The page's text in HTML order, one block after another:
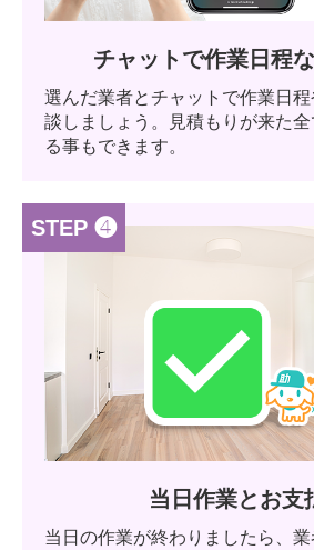
チャットで作業日程
選んだ業者とチャットで作業日
談しましょう。見積もりが来た
る事もできます。
STEP ❹
当日作業とお支
当日の作業が終わりましたら、